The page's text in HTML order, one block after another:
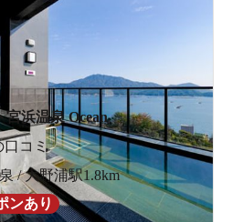
浜温泉 Ocean
口コミ
/ 大野浦駅1.8km
ンあり